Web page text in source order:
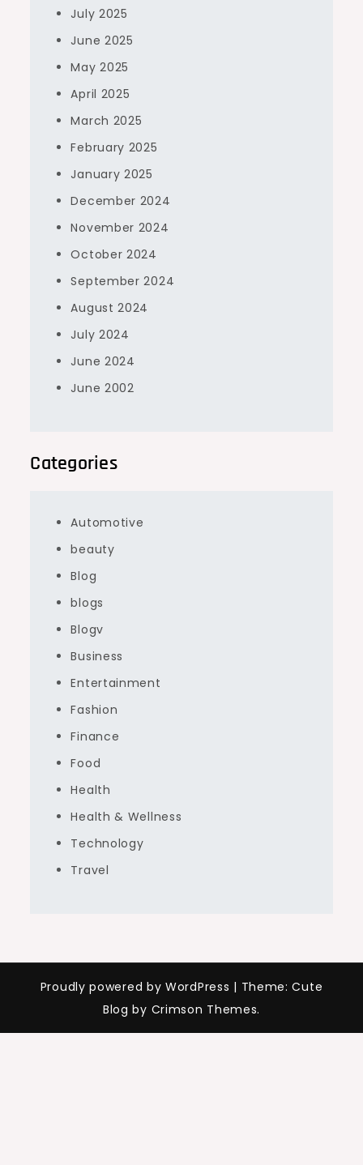
July 2025
June 2025
May 2025
April 2025
March 2025
February 2025
January 2025
December 2024
November 2024
October 2024
September 2024
August 2024
July 2024
June 2024
June 2002
Categories
Automotive
beauty
Blog
blogs
Blogv
Business
Entertainment
Fashion
Finance
Food
Health
Health & Wellness
Technology
Travel
Proudly powered by WordPress | Theme: Cute
Blog by Crimson Themes.